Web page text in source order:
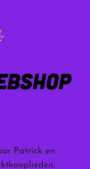
Patrick en